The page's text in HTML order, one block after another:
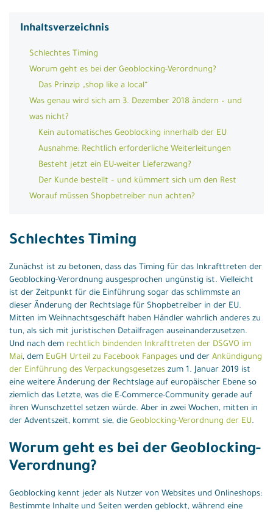
Inhaltsverzeichnis
Schlechtes Timing
Worum geht es bei der Geoblocking-Verordnung?
Das Prinzip „shop like a local“
Was genau wird sich am 3. Dezember 2018 ändern – und
was nicht?
Kein automatisches Geoblocking innerhalb der EU
Ausnahme: Rechtlich erforderliche Weiterleitungen
Besteht jetzt ein EU-weiter Lieferzwang?
Der Kunde bestellt – und kümmert sich um den Rest
Worauf müssen Shopbetreiber nun achten?
Schlechtes Timing
Zunächst ist zu betonen, dass das Timing für das Inkrafttreten der
Geoblocking-Verordnung ausgesprochen ungünstig ist. Vielleicht
ist der Zeitpunkt für die Einführung sogar das schlimmste an
dieser Änderung der Rechtslage für Shopbetreiber in der EU.
Mitten im Weihnachtsgeschäft haben Händler wahrlich anderes zu
tun, als sich mit juristischen Detailfragen auseinanderzusetzen.
Und nach dem rechtlich bindenden Inkrafttreten der DSGVO im
Mai, dem EuGH Urteil zu Facebook Fanpages und der Ankündigung
der Einführung des Verpackungsgesetzes zum 1. Januar 2019 ist
eine weitere Änderung der Rechtslage auf europäischer Ebene so
ziemlich das Letzte, was die E-Commerce-Community gerade auf
ihren Wunschzettel setzen würde. Aber in zwei Wochen, mitten in
der Adventszeit, kommt sie, die Geoblocking-Verordnung der EU.
Worum geht es bei der Geoblocking-
Verordnung?
Geoblocking kennt jeder als Nutzer von Websites und Onlineshops:
Bestimmte Inhalte und Seiten werden geblockt, während eine